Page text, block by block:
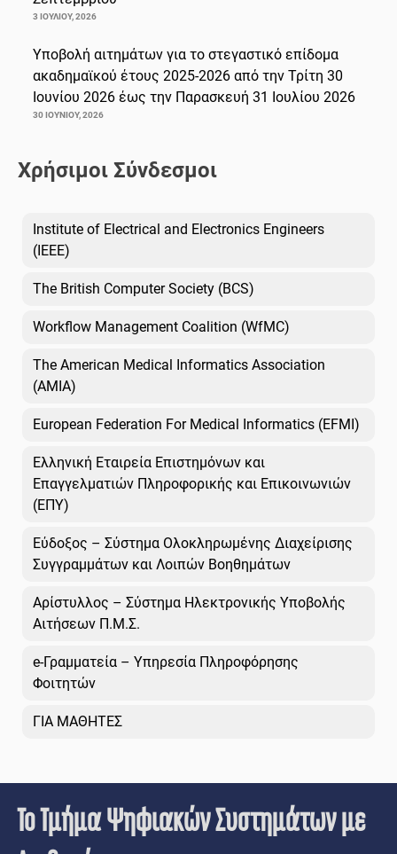
3 ΙΟΥΛΊΟΥ, 2026
Υποβολή αιτημάτων για το στεγαστικό επίδομα
ακαδημαϊκού έτους 2025-2026 από την Τρίτη 30
Ιουνίου 2026 έως την Παρασκευή 31 Ιουλίου 2026
30 ΙΟΥΝΊΟΥ, 2026
Χρήσιμοι Σύνδεσμοι
Institute of Electrical and Electronics Engineers
(IEEE)
The British Computer Society (BCS)
Workflow Management Coalition (WfMC)
The American Medical Informatics Association
(AMIA)
European Federation For Medical Informatics (EFMI)
Ελληνική Εταιρεία Επιστημόνων και
Επαγγελματιών Πληροφορικής και Επικοινωνιών
(ΕΠΥ)
Εύδοξος – Σύστημα Ολοκληρωμένης Διαχείρισης
Συγγραμμάτων και Λοιπών Βοηθημάτων
Αρίστυλλος – Σύστημα Ηλεκτρονικής Υποβολής
Αιτήσεων Π.Μ.Σ.
e-Γραμματεία – Υπηρεσία Πληροφόρησης
Φοιτητών
ΓΙΑ ΜΑΘΗΤΕΣ
Το Τμήμα Ψηφιακών Συστημάτων με